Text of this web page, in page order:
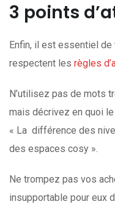
3 points
Enfin, il est essentiel
respectent les règles
N’utilisez pas de mots
mais décrivez en quoi
« La différence des
des espaces cosy ».
Ne trompez pas vos
insupportable pour eux